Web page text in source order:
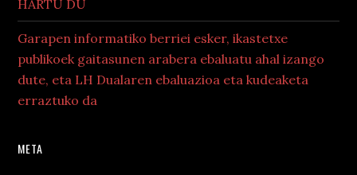
HARTU DU
Garapen informatiko berriei esker, ikastetxe
publikoek gaitasunen arabera ebaluatu ahal izango
dute, eta LH Dualaren ebaluazioa eta kudeaketa
erraztuko da
META